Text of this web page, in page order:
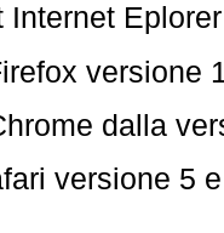
Internet
versione
dalla
versione 5